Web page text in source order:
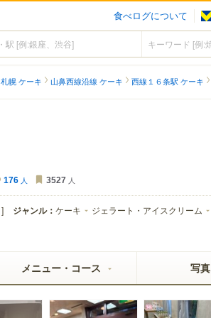
食べログについて
札幌 ケーキ 山鼻西線沿線 ケーキ 西線１６条駅 ケーキ
176 人 3527 人
] ジャンル： ケーキ ジェラート・アイスクリーム
メニュー・コース 写真